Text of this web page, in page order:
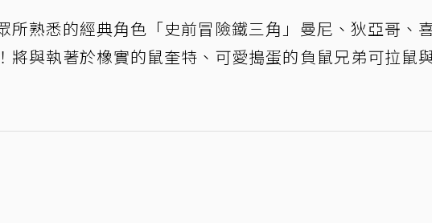
所熟悉的經典角色「史前冒險鐵三角」曼尼、狄亞哥、
將與執著於橡實的鼠奎特、可愛搗蛋的負鼠兄弟可拉鼠